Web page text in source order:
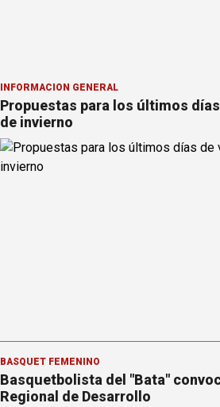
INFORMACION GENERAL
Propuestas para los últimos
de invierno
BÁSQUET FEMENINO
Basquetbolista del "Bata"
Regional de Desarrollo